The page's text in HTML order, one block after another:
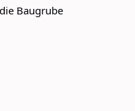
Baugrube